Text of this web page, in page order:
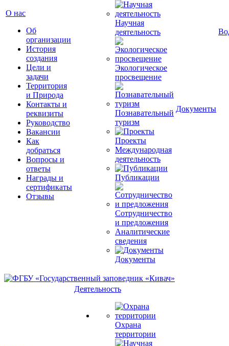
О нас
Об
организации
История
создания
Цели и
задачи
Территория
и Природа
Контакты и
реквизиты
Руководство
Вакансии
Как
добраться
Вопросы и
ответы
Награды и
сертификаты
Отзывы
Научная
деятельность
Экологическое
просвещение
Познавательный
туризм
Проекты
Международная
деятельность
Публикации
Сотрудничество
и предложения
Аналитические
сведения
Документы
Документы
Деятельность
Охрана
территории